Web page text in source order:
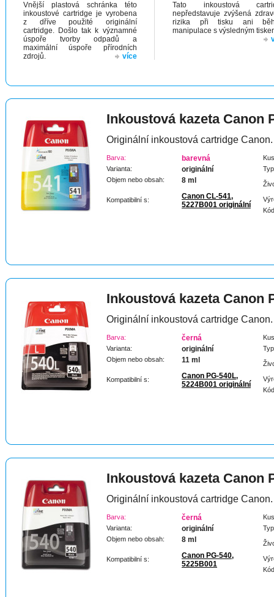
Vnější plastová schránka této
inkoustové cartridge je vyrobena
z dříve použité originální
cartridge. Došlo tak k významné
úspoře tvorby odpadů a
maximální úspoře přírodních
zdrojů.
více
Tato inkoustová
nepředstavuje zvýšená
rizika při tisku ani
manipulace s výsledným
Inkoustová kazeta Canon
Originální inkoustová cartridge Canon.
Barva: barevná
Varianta: originální
Objem nebo obsah: 8 ml
Kompatibilní s:
Canon CL-541,
5227B001 originální
Inkoustová kazeta Canon
Originální inkoustová cartridge Canon.
Barva: černá
Varianta: originální
Objem nebo obsah: 11 ml
Kompatibilní s:
Canon PG-540L,
5224B001 originální
Inkoustová kazeta Canon
Originální inkoustová cartridge Canon.
Barva: černá
Varianta: originální
Objem nebo obsah: 8 ml
Kompatibilní s:
Canon PG-540,
5225B001